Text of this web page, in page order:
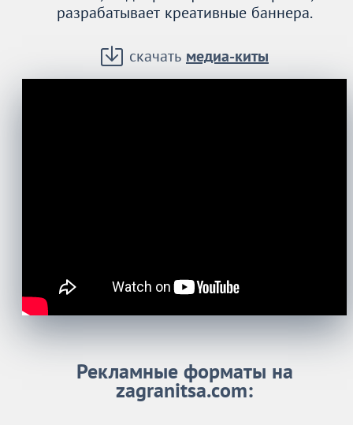
разрабатывает креативные баннера.
скачать медиа-киты
Рекламные форматы на
zagranitsa.com: